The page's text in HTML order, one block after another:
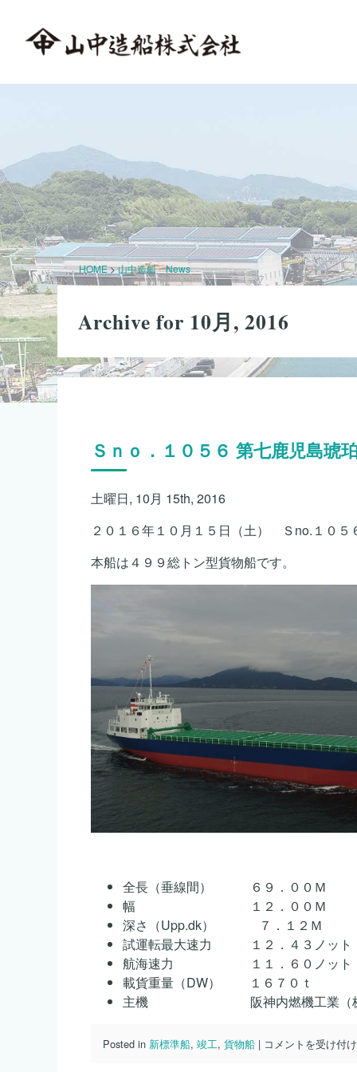
HOME>山中造船 News
Archive for 10月, 2016
Ｓｎｏ．１０５６ 第七鹿児島琥
土曜日, 10月 15th, 2016
２０１６年１０月１５日（土） Ｓno.１０５
本船は４９９総トン型貨物船です。
全長（垂線間） ６９．００Ｍ
幅 １２．００Ｍ
深さ（Upp.dk） ７．１２Ｍ
試運転最大速力 １２．４３ノット
航海速力 １１．６０ノット
載貨重量（DW） １６７０ｔ
主機 阪神内燃機工業（株）
Posted in 新標準船,竣工,貨物船 | Ｓ
コメントを受け付